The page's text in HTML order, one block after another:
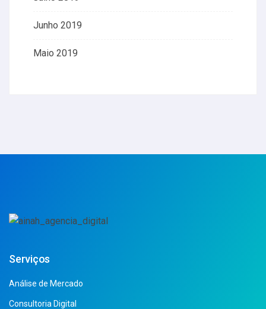
Junho 2019
Maio 2019
Serviços
Análise de Mercado
Consultoria Digital